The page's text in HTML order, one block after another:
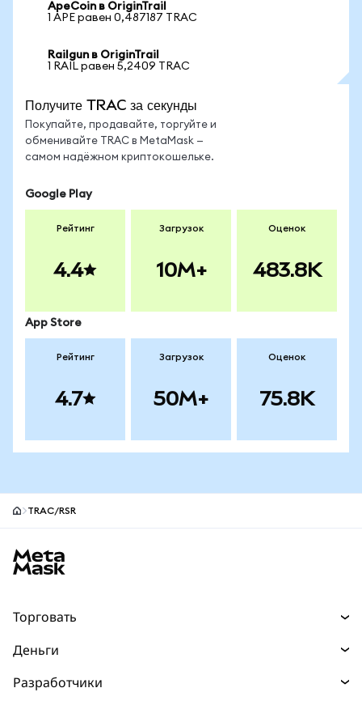
ApeCoin в OriginTrail
1 APE равен 0,487187 TRAC
Railgun в OriginTrail
1 RAIL равен 5,2409 TRAC
Получите TRAC за секунды
Покупайте, продавайте, торгуйте и
обменивайте TRAC в MetaMask —
самом надёжном криптокошельке.
Google Play
Рейтинг
4.4
Загрузок
10M+
Оценок
483.8K
App Store
Рейтинг
4.7
Загрузок
50M+
Оценок
75.8K
TRAC/RSR
Торговать
Прогнозы
Деньги
Разработчики